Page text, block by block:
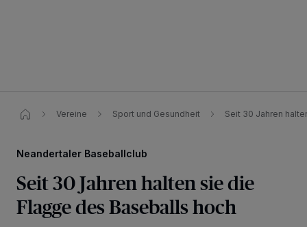
Vereine Sport und Gesundheit Seit 30 Jahren
Neandertaler Baseballclub
Seit 30 Jahren halten sie die
Flagge des Baseballs hoch